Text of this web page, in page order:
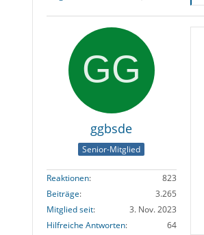
ggbsde
Senior-Mitglied
Reaktionen
823
Beiträge
3.265
Mitglied seit
3. Nov. 2023
Hilfreiche Antworten
64